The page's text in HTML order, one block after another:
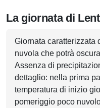
La giornata di
Giornata caratterizzata
nuvola che potrà
Assenza di
dettaglio: nella prima
temperatura di inizio
pomeriggio poco